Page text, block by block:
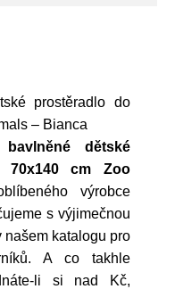
prostěradlo do
– Bianca
dětské
70x140 cm Zoo
výrobce
s výjimečnou
našem katalogu pro
A co takhle
li si nad Kč,